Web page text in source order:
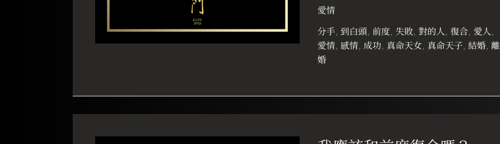
愛
的
人，
我
愛情
分手, 到白頭,前度, 失敗,對的人 ,復合, 愛人 ,
愛情, 感情, 成功, 真命天女, 真命天子, 結婚,離
婚